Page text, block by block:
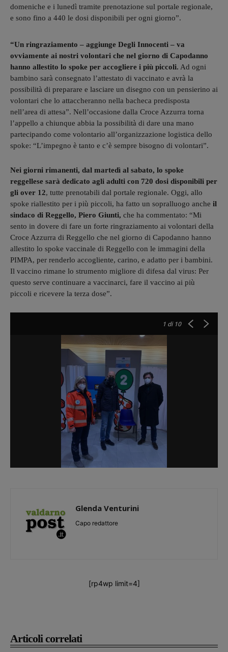
Articoli correlati
domeniche e i lunedì tramite prenotazione sul portale regionale,
e sono fino a 440 le dosi disponibili per ogni giorno”.
“Un ringraziamento – aggiunge Degli Innocenti – va
ovviamente ai nostri volontari che nel giorno di Capodanno
hanno allestito lo spoke per accogliere i più piccoli. Ad ogni
bambino sarà consegnato l’attestato di vaccinato e avrà la
possibilità di preparare e lasciare un disegno con un pensierino ai
volontari che lo attaccheranno nella bacheca predisposta
nell’area di attesa”. Nell’occasione dalla Croce Azzurra torna
l’appello a chiunque abbia la possibilità di dare una mano
partecipando come volontario all’organizzazione logistica dello
spoke: “L’impegno è tanto e c’è sempre bisogno di volontari”.
Nei giorni rimanenti, dal martedì al sabato, lo spoke
reggellese sarà dedicato agli adulti con 720 dosi disponibili per
gli over 12, tutte prenotabili dal portale regionale. Oggi, allo
spoke riallestito per i più piccoli, ha fatto un sopralluogo anche il
sindaco di Reggello, Piero Giunti, che ha commentato: “Mi
sento in dovere di fare un forte ringraziamento ai volontari della
Croce Azzurra di Reggello che nel giorno di Capodanno hanno
allestito lo spoke vaccinale di Reggello con le immagini della
PIMPA, per renderlo accogliente, carino, e adatto per i bambini.
Il vaccino rimane lo strumento migliore di difesa dal virus: Per
questo serve continuare a vaccinarci, fare il vaccino ai più
piccoli e ricevere la terza dose”.
1 di 10
Glenda Venturini
Capo redattore
[rp4wp limit=4]